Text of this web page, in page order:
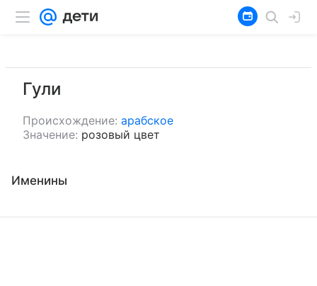
Гули
Происхождение: арабское
Значение: розовый цвет
Именины